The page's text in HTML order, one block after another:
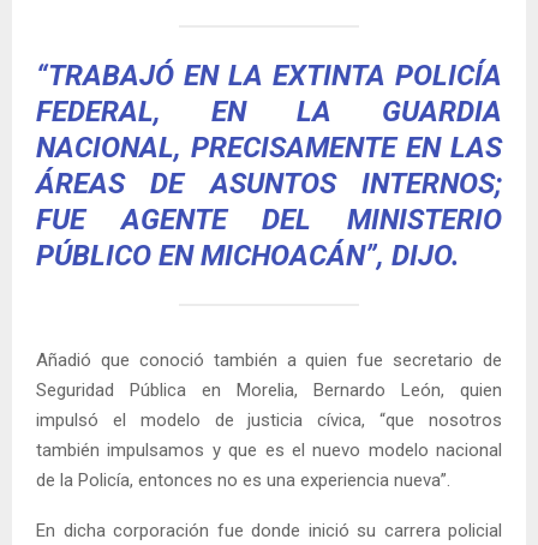
“TRABAJÓ EN LA EXTINTA POLICÍA
FEDERAL, EN LA GUARDIA
NACIONAL, PRECISAMENTE EN LAS
ÁREAS DE ASUNTOS INTERNOS;
FUE AGENTE DEL MINISTERIO
PÚBLICO EN MICHOACÁN”, DIJO.
Añadió que conoció también a quien fue secretario de
Seguridad Pública en Morelia, Bernardo León, quien
impulsó el modelo de justicia cívica, “que nosotros
también impulsamos y que es el nuevo modelo nacional
de la Policía, entonces no es una experiencia nueva”.
En dicha corporación fue donde inició su carrera policial